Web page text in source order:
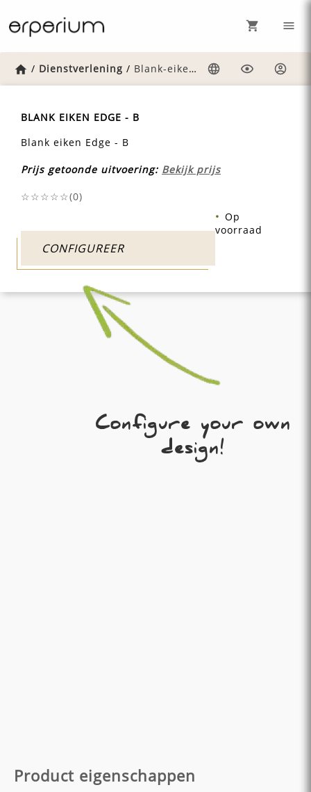
Home
/ Dienstverlening / Blank-eiken-edge-b
BLANK EIKEN EDGE - B
Blank eiken Edge - B
Prijs getoonde uitvoering: Bekijk prijs
☆☆☆☆☆(0)
CONFIGUREER
Op
voorraad
Configure your own
design!
Product eigenschappen